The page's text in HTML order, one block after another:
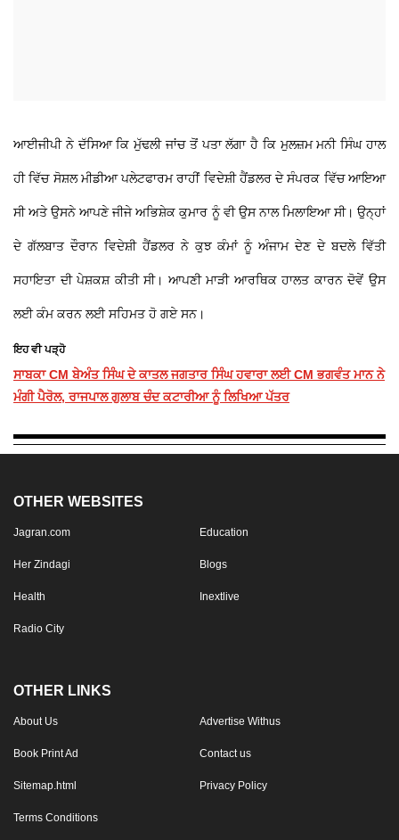
ਆਈਜੀਪੀ ਨੇ ਦੱਸਿਆ ਕਿ ਮੁੱਢਲੀ ਜਾਂਚ ਤੋਂ ਪਤਾ ਲੱਗਾ ਹੈ ਕਿ ਮੁਲਜ਼ਮ ਮਨੀ ਸਿੰਘ ਹਾਲ
ਹੀ ਵਿੱਚ ਸੋਸ਼ਲ ਮੀਡੀਆ ਪਲੇਟਫਾਰਮ ਰਾਹੀਂ ਵਿਦੇਸ਼ੀ ਹੈਂਡਲਰ ਦੇ ਸੰਪਰਕ ਵਿੱਚ ਆਇਆ
ਸੀ ਅਤੇ ਉਸਨੇ ਆਪਣੇ ਜੀਜੇ ਅਭਿਸ਼ੇਕ ਕੁਮਾਰ ਨੂੰ ਵੀ ਉਸ ਨਾਲ ਮਿਲਾਇਆ ਸੀ। ਉਨ੍ਹਾਂ
ਦੇ ਗੱਲਬਾਤ ਦੌਰਾਨ ਵਿਦੇਸ਼ੀ ਹੈਂਡਲਰ ਨੇ ਕੁਝ ਕੰਮਾਂ ਨੂੰ ਅੰਜਾਮ ਦੇਣ ਦੇ ਬਦਲੇ ਵਿੱਤੀ
ਸਹਾਇਤਾ ਦੀ ਪੇਸ਼ਕਸ਼ ਕੀਤੀ ਸੀ। ਆਪਣੀ ਮਾੜੀ ਆਰਥਿਕ ਹਾਲਤ ਕਾਰਨ ਦੋਵੇਂ ਉਸ
ਲਈ ਕੰਮ ਕਰਨ ਲਈ ਸਹਿਮਤ ਹੋ ਗਏ ਸਨ।
ਇਹ ਵੀ ਪੜ੍ਹੋ
ਸਾਬਕਾ CM ਬੇਅੰਤ ਸਿੰਘ ਦੇ ਕਾਤਲ ਜਗਤਾਰ ਸਿੰਘ ਹਵਾਰਾ ਲਈ CM ਭਗਵੰਤ ਮਾਨ ਨੇ
ਮੰਗੀ ਪੈਰੋਲ, ਰਾਜਪਾਲ ਗੁਲਾਬ ਚੰਦ ਕਟਾਰੀਆ ਨੂੰ ਲਿਖਿਆ ਪੱਤਰ
OTHER WEBSITES
Jagran.com Education
Her Zindagi Blogs
Health Inextlive
Radio City
OTHER LINKS
About Us Advertise Withus
Book Print Ad Contact us
Sitemap.html Privacy Policy
Terms Conditions